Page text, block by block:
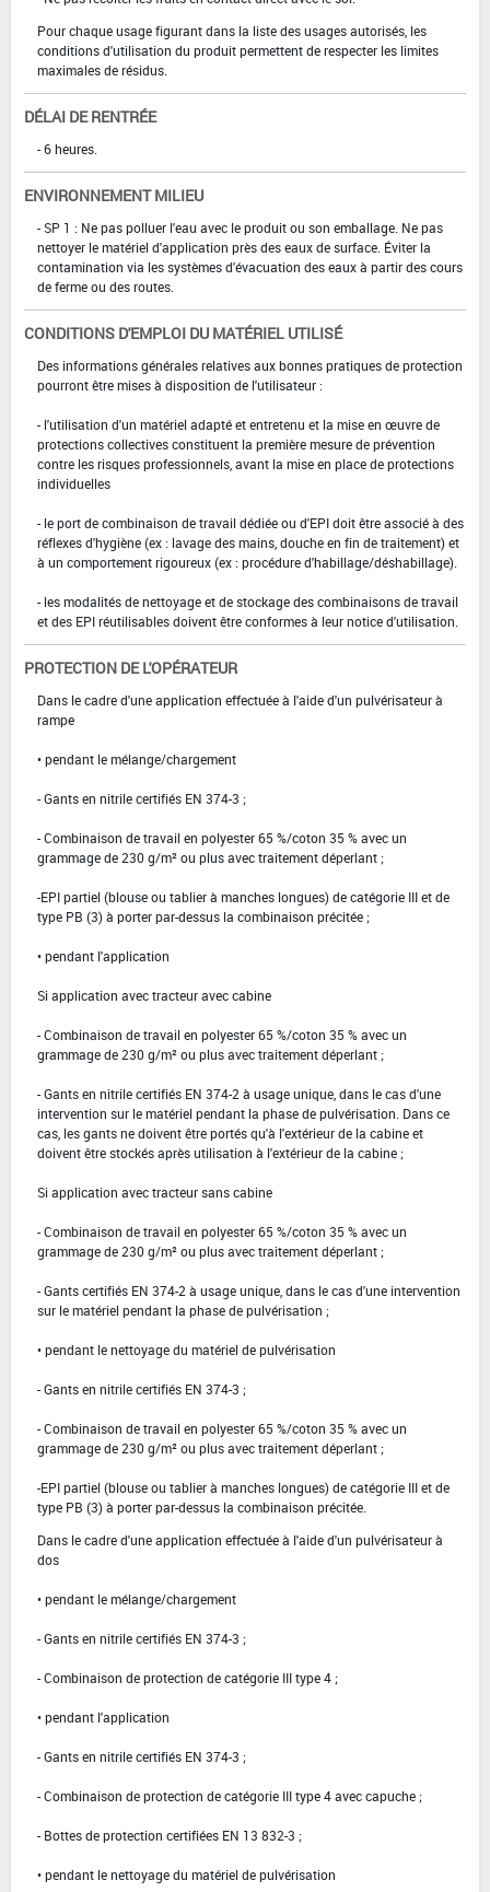
Pour chaque usage figurant dans la liste des usages autorisés, les
conditions d'utilisation du produit permettent de respecter les limites
maximales de résidus.
DÉLAI DE RENTRÉE
- 6 heures.
ENVIRONNEMENT MILIEU
- SP 1 : Ne pas polluer l'eau avec le produit ou son emballage. Ne pas
nettoyer le matériel d'application près des eaux de surface. Éviter la
contamination via les systèmes d'évacuation des eaux à partir des cours
de ferme ou des routes.
CONDITIONS D'EMPLOI DU MATÉRIEL UTILISÉ
Des informations générales relatives aux bonnes pratiques de protection
pourront être mises à disposition de l'utilisateur :
- l'utilisation d'un matériel adapté et entretenu et la mise en œuvre de
protections collectives constituent la première mesure de prévention
contre les risques professionnels, avant la mise en place de protections
individuelles
- le port de combinaison de travail dédiée ou d'EPI doit être associé à des
réflexes d'hygiène (ex : lavage des mains, douche en fin de traitement) et
à un comportement rigoureux (ex : procédure d'habillage/déshabillage).
- les modalités de nettoyage et de stockage des combinaisons de travail
et des EPI réutilisables doivent être conformes à leur notice d'utilisation.
PROTECTION DE L'OPÉRATEUR
Dans le cadre d'une application effectuée à l'aide d'un pulvérisateur à
rampe
• pendant le mélange/chargement
- Gants en nitrile certifiés EN 374-3 ;
- Combinaison de travail en polyester 65 %/coton 35 % avec un
grammage de 230 g/m² ou plus avec traitement déperlant ;
-EPI partiel (blouse ou tablier à manches longues) de catégorie III et de
type PB (3) à porter par-dessus la combinaison précitée ;
• pendant l'application
Si application avec tracteur avec cabine
- Combinaison de travail en polyester 65 %/coton 35 % avec un
grammage de 230 g/m² ou plus avec traitement déperlant ;
- Gants en nitrile certifiés EN 374-2 à usage unique, dans le cas d'une
intervention sur le matériel pendant la phase de pulvérisation. Dans ce
cas, les gants ne doivent être portés qu'à l'extérieur de la cabine et
doivent être stockés après utilisation à l'extérieur de la cabine ;
Si application avec tracteur sans cabine
- Combinaison de travail en polyester 65 %/coton 35 % avec un
grammage de 230 g/m² ou plus avec traitement déperlant ;
- Gants certifiés EN 374-2 à usage unique, dans le cas d'une intervention
sur le matériel pendant la phase de pulvérisation ;
• pendant le nettoyage du matériel de pulvérisation
- Gants en nitrile certifiés EN 374-3 ;
- Combinaison de travail en polyester 65 %/coton 35 % avec un
grammage de 230 g/m² ou plus avec traitement déperlant ;
-EPI partiel (blouse ou tablier à manches longues) de catégorie III et de
type PB (3) à porter par-dessus la combinaison précitée.
Dans le cadre d'une application effectuée à l'aide d'un pulvérisateur à
dos
• pendant le mélange/chargement
- Gants en nitrile certifiés EN 374-3 ;
- Combinaison de protection de catégorie III type 4 ;
• pendant l'application
- Gants en nitrile certifiés EN 374-3 ;
- Combinaison de protection de catégorie III type 4 avec capuche ;
- Bottes de protection certifiées EN 13 832-3 ;
• pendant le nettoyage du matériel de pulvérisation